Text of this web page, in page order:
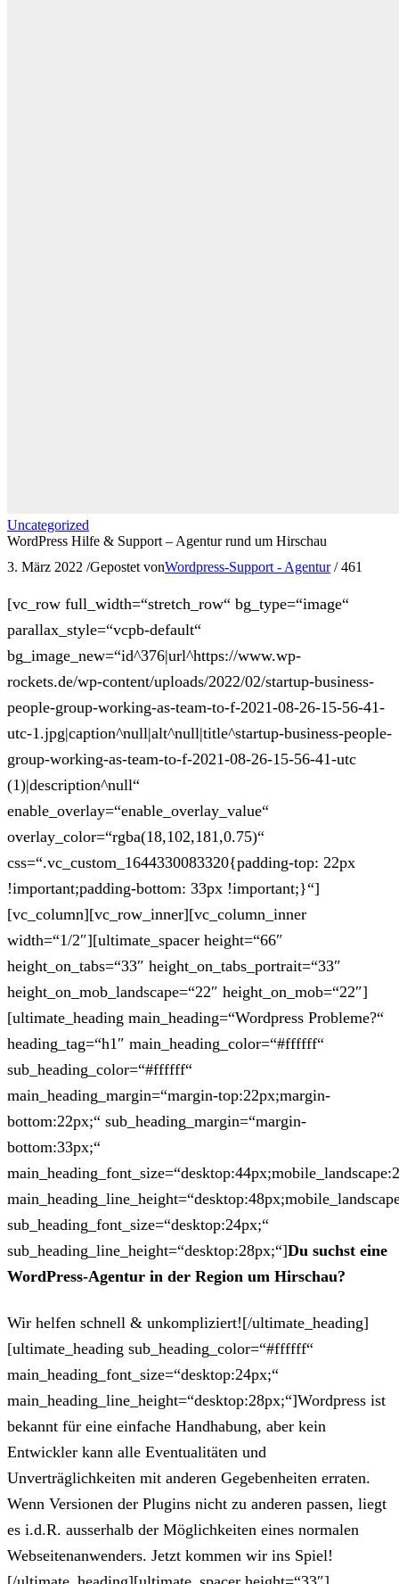
Uncategorized
WordPress Hilfe & Support – Agentur rund um Hirschau
3. März 2022 /Gepostet vonWordpress-Support - Agentur / 461
[vc_row full_width=“stretch_row“ bg_type=“image“
parallax_style=“vcpb-default“
bg_image_new=“id^376|url^https://www.wp-
rockets.de/wp-content/uploads/2022/02/startup-business-
people-group-working-as-team-to-f-2021-08-26-15-56-41-
utc-1.jpg|caption^null|alt^null|title^startup-business-people-
group-working-as-team-to-f-2021-08-26-15-56-41-utc
(1)|description^null“
enable_overlay=“enable_overlay_value“
overlay_color=“rgba(18,102,181,0.75)“
css=“.vc_custom_1644330083320{padding-top: 22px
!important;padding-bottom: 33px !important;}“]
[vc_column][vc_row_inner][vc_column_inner
width=“1/2″][ultimate_spacer height=“66″
height_on_tabs=“33″ height_on_tabs_portrait=“33″
height_on_mob_landscape=“22″ height_on_mob=“22″]
[ultimate_heading main_heading=“Wordpress Probleme?“
heading_tag=“h1″ main_heading_color=“#ffffff“
sub_heading_color=“#ffffff“
main_heading_margin=“margin-top:22px;margin-
bottom:22px;“ sub_heading_margin=“margin-
bottom:33px;“
sub_heading_font_size=“desktop:24px;“
sub_heading_line_height=“desktop:28px;“]Du suchst eine
WordPress-Agentur in der Region um Hirschau?
Wir helfen schnell & unkompliziert![/ultimate_heading]
[ultimate_heading sub_heading_color=“#ffffff“
main_heading_font_size=“desktop:24px;“
main_heading_line_height=“desktop:28px;“]Wordpress ist
bekannt für eine einfache Handhabung, aber kein
Entwickler kann alle Eventualitäten und
Unverträglichkeiten mit anderen Gegebenheiten erraten.
Wenn Versionen der Plugins nicht zu anderen passen, liegt
es i.d.R. ausserhalb der Möglichkeiten eines normalen
Webseitenanwenders. Jetzt kommen wir ins Spiel!